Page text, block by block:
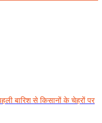
बारिश से किसानों के चेहरों पर